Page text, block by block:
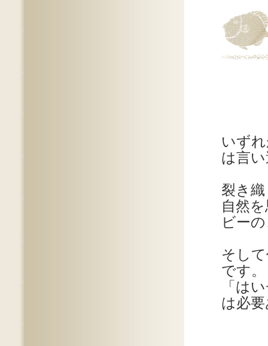
いず
は言
裂き
自然
ビー
そし
です。
「は
は必